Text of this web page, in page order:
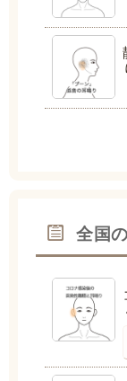
全国